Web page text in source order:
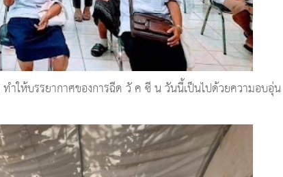
ทำให้บรรยากาศของการฉีด วั ค ซี น วันนี้เป็นไปด้วยความอบอุ่น